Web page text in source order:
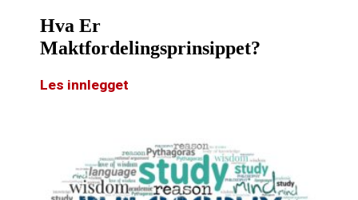
Hva Er
Maktfordelingsprinsippet?
Les innlegget